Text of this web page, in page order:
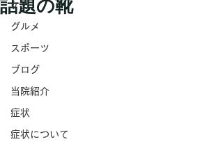
ケガ
グルメ
スポーツ
ブログ
当院紹介
症状
症状について
話題の靴